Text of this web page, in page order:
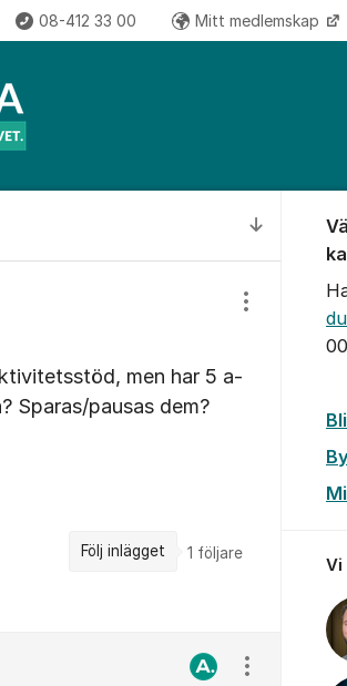
08-412 33 00 Mitt medlemskap
Till
Visa/dölj
men har 5 a-
Sparas/pausas dem?
Följ inlägget 1 följare
Visa/dölj
Vi